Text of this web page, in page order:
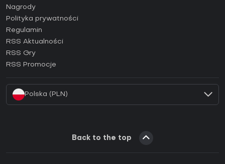
Jak aktywować klucz Steam (CD Key)?
Jak aktywować klucz Epic Games (CD Key)?
Jak aktywować klucz GOG (CD Key)?
Jak aktywować klucz Ubisoft Connect (CD Key)?
Nagrody
Polityka prywatności
Regulamin
RSS Aktualności
RSS Gry
RSS Promocje
Polska (PLN)
Back to the top